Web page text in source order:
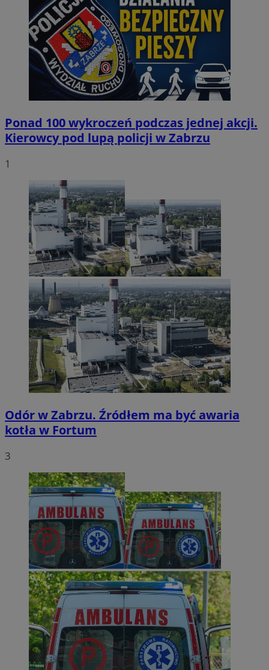
Ponad 100 wykroczeń podczas jednej akcji.
Kierowcy pod lupą policji w Zabrzu
1
Odór w Zabrzu. Źródłem ma być awaria
kotła w Fortum
3